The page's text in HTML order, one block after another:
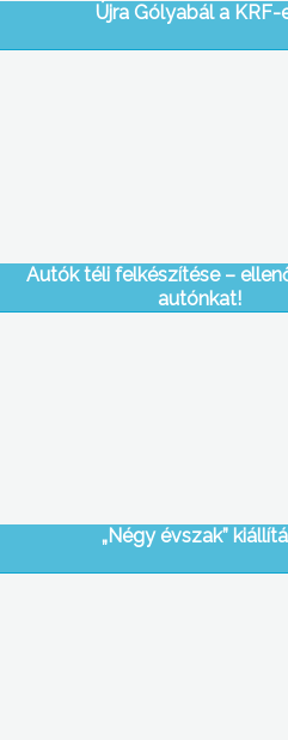
Újra Gólyabál a KRF-
Autók téli felkészítése –
autónkat!
„Négy évszak”